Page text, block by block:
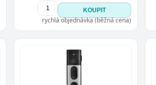
KOUPIT
rychlá objednávka (běžná cena)